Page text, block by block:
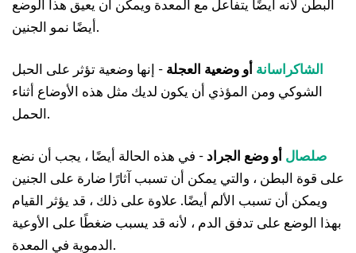
البطن لأنه أيضًا يتفاعل مع المعدة ويمكن أن يعيق هذا الوضع
أيضًا نمو الجنين.
الشاكراسانة أو وضعية العجلة - إنها وضعية تؤثر على الحبل
الشوكي ومن المؤذي أن يكون لديك مثل هذه الأوضاع أثناء
الحمل.
صلصال أو وضع الجراد - في هذه الحالة أيضًا ، يجب أن نضع
على قوة البطن ، والتي يمكن أن تسبب آثارًا ضارة على الجنين
ويمكن أن تسبب الألم أيضًا. علاوة على ذلك ، قد يؤثر القيام
بهذا الوضع على تدفق الدم ، لأنه قد يسبب ضغطًا على الأوعية
الدموية في المعدة.